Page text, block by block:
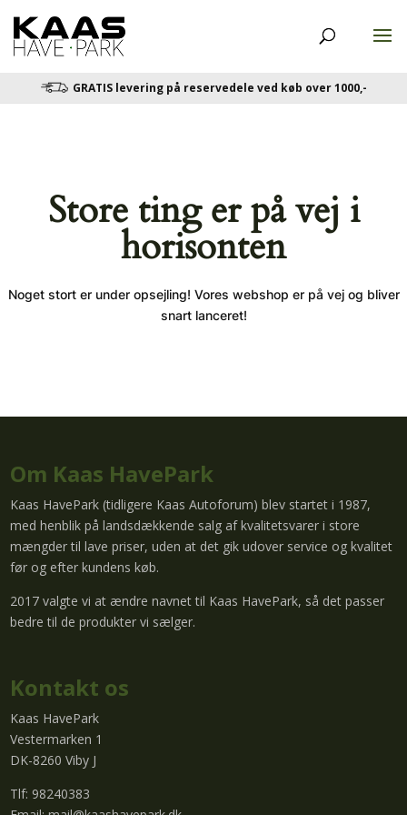
GRATIS levering på reservedele ved køb over 1000,-
Store ting er på vej i
horisonten
Noget stort er under opsejling! Vores webshop er på vej og bliver
snart lanceret!
Om Kaas HavePark
Kaas HavePark (tidligere Kaas Autoforum) blev startet i 1987,
med henblik på landsdækkende salg af kvalitetsvarer i store
mængder til lave priser, uden at det gik udover service og kvalitet
før og efter kundens køb.
2017 valgte vi at ændre navnet til Kaas HavePark, så det passer
bedre til de produkter vi sælger.
Kontakt os
Kaas HavePark
Vestermarken 1
DK-8260 Viby J
Tlf: 98240383